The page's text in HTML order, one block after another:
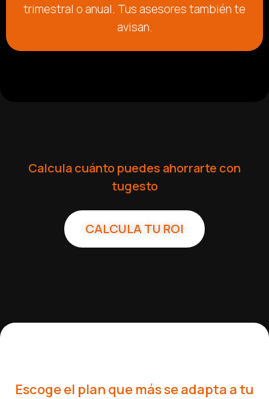
trimestral o anual. Tus asesores también te
avisan.
Calcula cuánto puedes ahorrarte con
tugesto
CALCULA TU ROI
Escoge el plan que más se adapta a tu